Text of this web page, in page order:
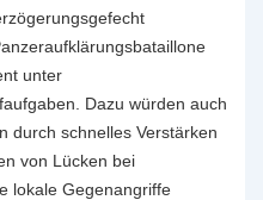
unter
Dazu würden auch
durch schnelles Verstärken
von Lücken bei
lokale Gegenangriffe